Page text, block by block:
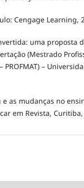
Cengage Learning,
uma proposta
(Mestrado
–
e as mudanças no
em Revista, Curitiba,